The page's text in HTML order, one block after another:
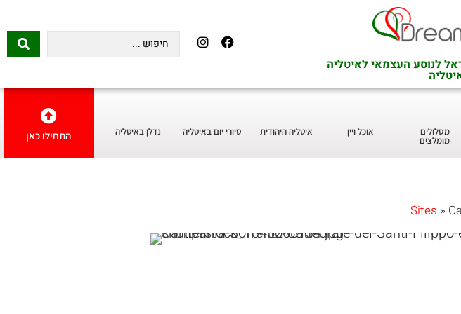
לנוסע העצמאי לאיטליה
מסלולים
מומלצים
אוכל ויין איטליה היהודית סיורי יום באיטליה נדלן באיטליה התחילו כאן
Sites »